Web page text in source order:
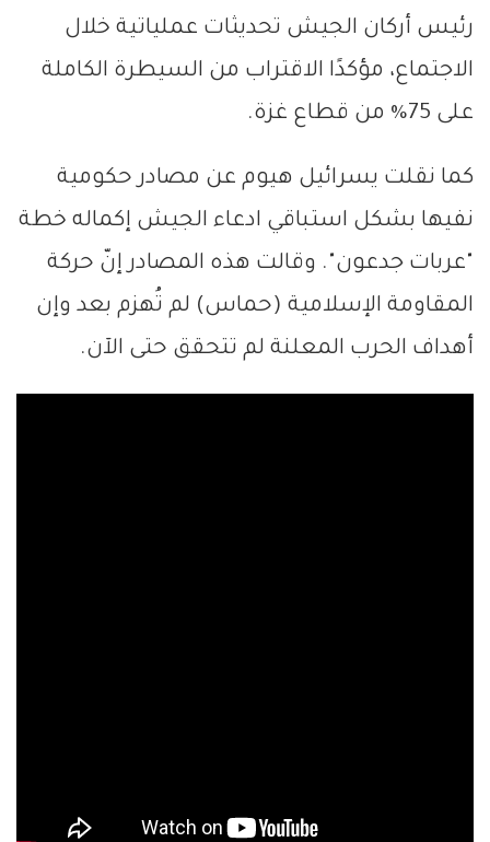
رئيس أركان الجيش تحديثات عملياتية خلال
الاجتماع، مؤكدًا الاقتراب من السيطرة الكاملة
على 75% من قطاع غزة.
كما نقلت يسرائيل هيوم عن مصادر حكومية
نفيها بشكل استباقي ادعاء الجيش إكماله خطة
"عربات جدعون". وقالت هذه المصادر إنّ حركة
المقاومة الإسلامية (حماس) لم تُهزم بعد وإن
أهداف الحرب المعلنة لم تتحقق حتى الآن.